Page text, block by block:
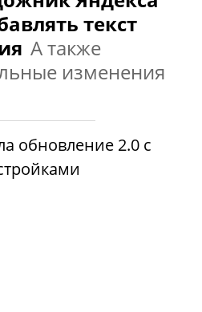
текст
А также
изменения
обновление 2.0 с